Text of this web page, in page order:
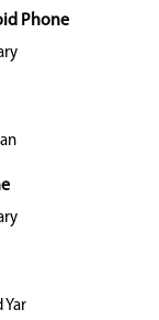
Phone
Yar